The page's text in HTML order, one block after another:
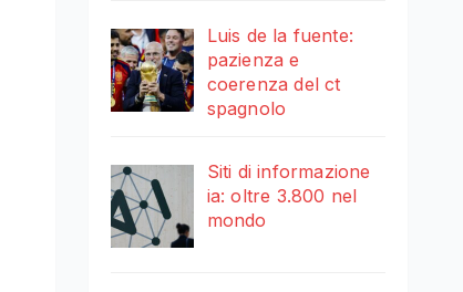
Luis de la fuente:
pazienza e
coerenza del ct
spagnolo
Siti di informazione
ia: oltre 3.800 nel
mondo